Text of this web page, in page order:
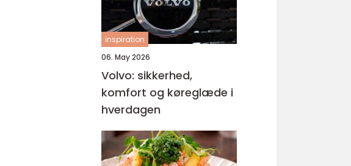
inspiration
06. May 2026
Volvo: sikkerhed,
komfort og køreglæde i
hverdagen